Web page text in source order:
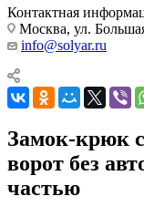
Контактная
Москва, ул.
info@solyar.ru
Замок-крюк
ворот без
частью